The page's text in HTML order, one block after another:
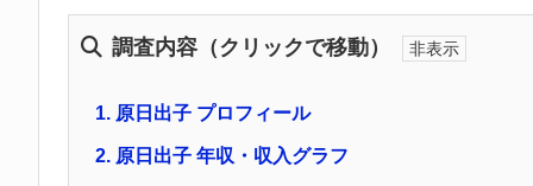
調査内容（クリックで移動）
1. 原日出子 プロフィール
2. 原日出子 年収・収入グラフ